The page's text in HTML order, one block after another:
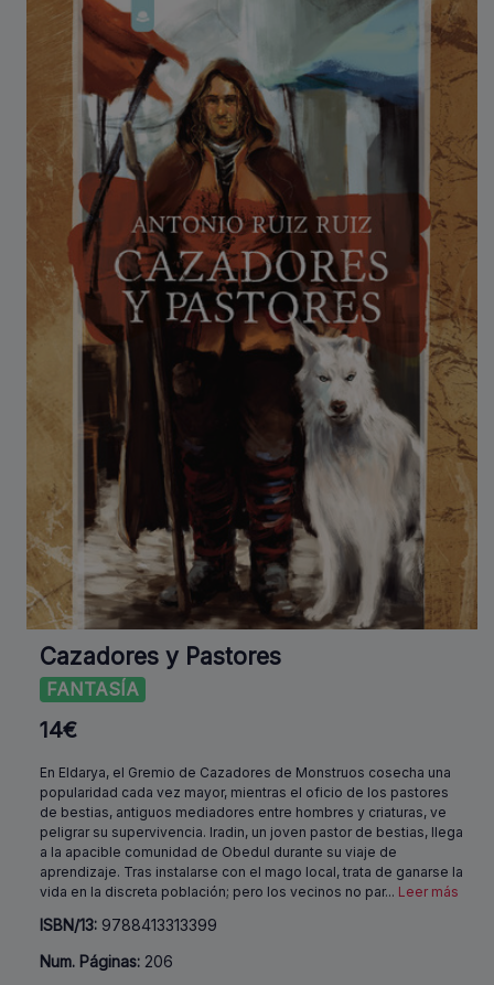
Cazadores y Pastores
FANTASÍA
14€
En Eldarya, el Gremio de Cazadores de Monstruos cosecha una
popularidad cada vez mayor, mientras el oficio de los pastores
de bestias, antiguos mediadores entre hombres y criaturas, ve
peligrar su supervivencia. Iradin, un joven pastor de bestias, llega
a la apacible comunidad de Obedul durante su viaje de
aprendizaje. Tras instalarse con el mago local, trata de ganarse la
vida en la discreta población; pero los vecinos no par... Leer más
ISBN/13: 9788413313399
Num. Páginas: 206